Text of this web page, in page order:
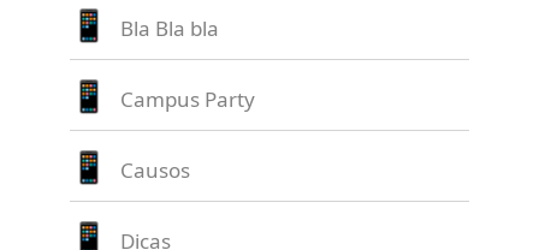
Bla Bla bla
Campus Party
Causos
Dicas